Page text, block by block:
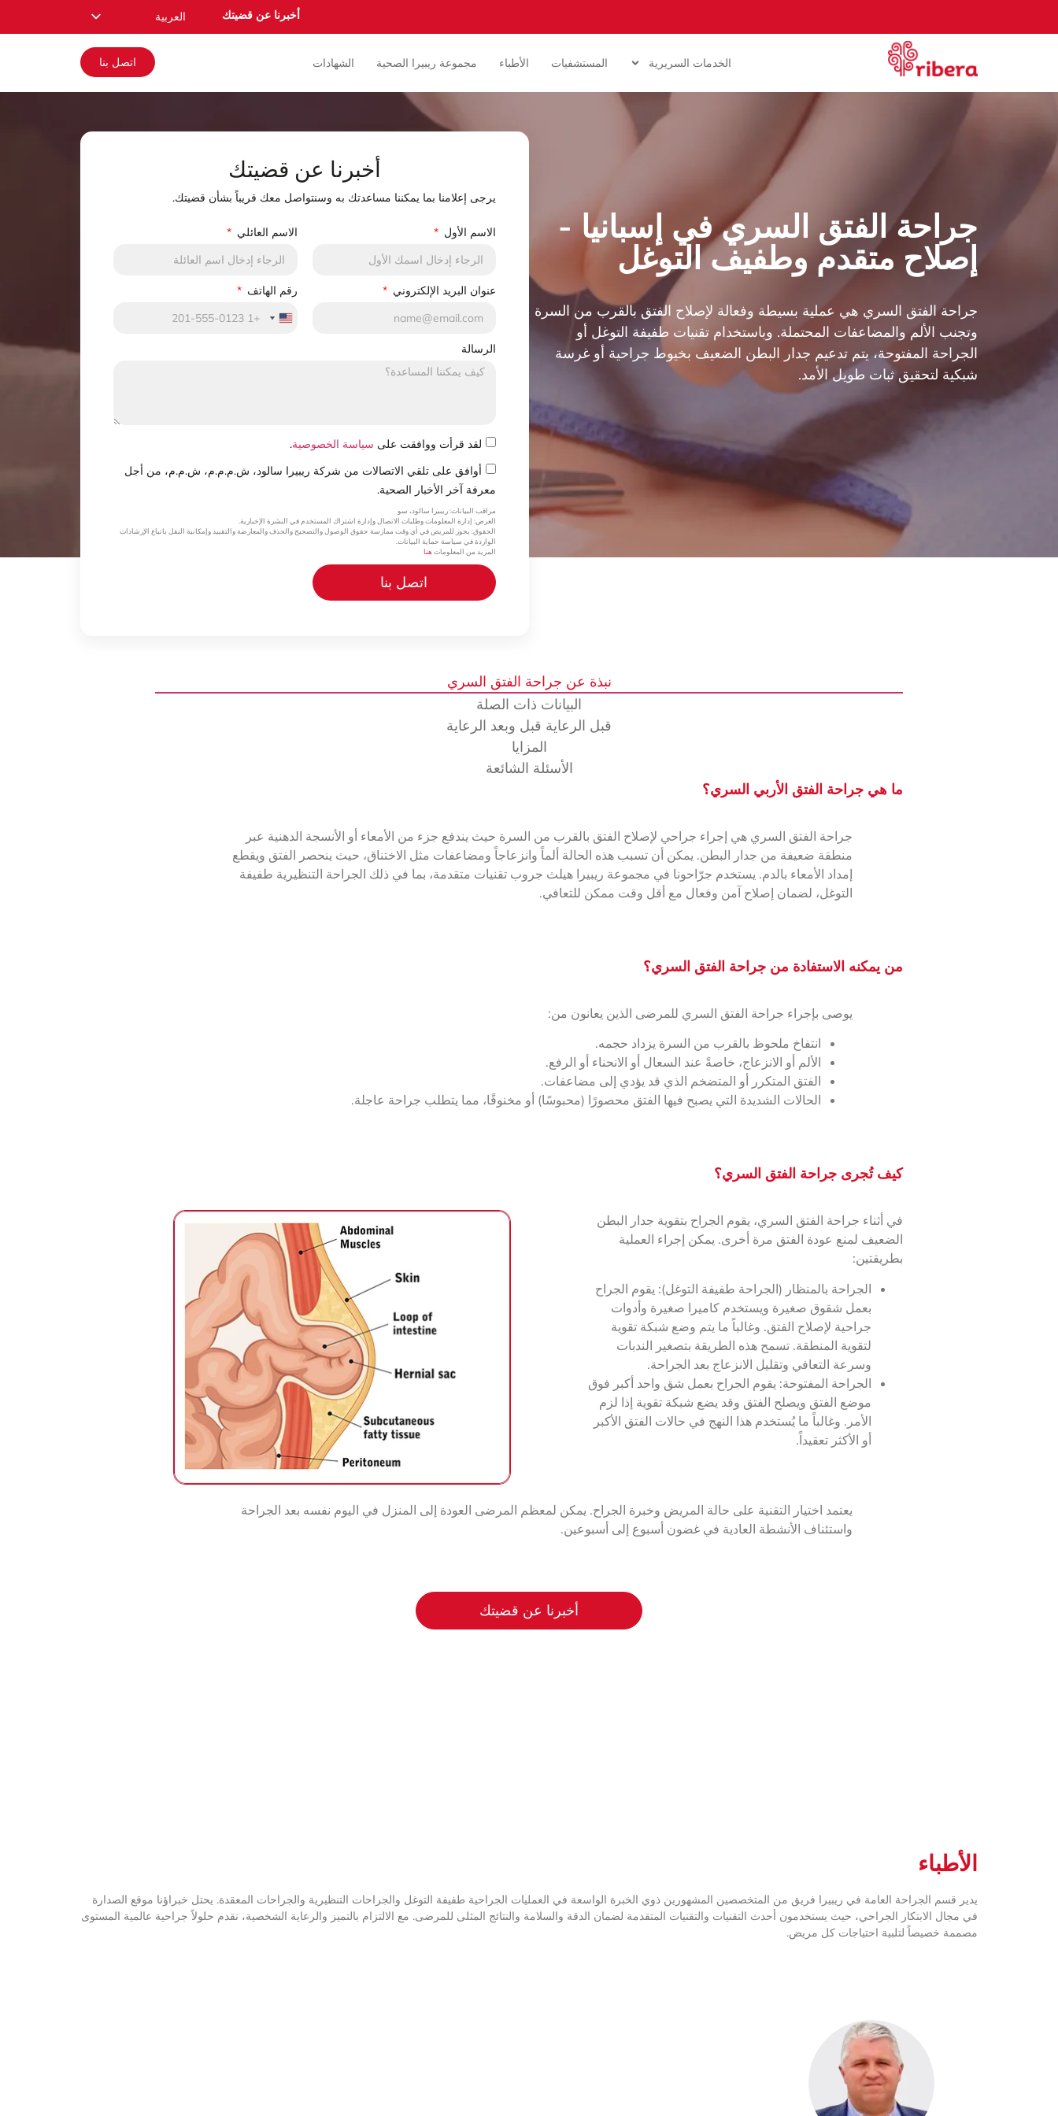
أخبرنا عن قضيتك العربية
English
Español
Русский
الخدمات السريرية المستشفيات الأطباء مجموعة ريبيرا الصحية الشهادات اتصل بنا
جراحة الفتق السري في إسبانيا -
إصلاح متقدم وطفيف التوغل
جراحة الفتق السري هي عملية بسيطة وفعالة لإصلاح الفتق بالقرب من السرة
وتجنب الألم والمضاعفات المحتملة. وباستخدام تقنيات طفيفة التوغل أو
الجراحة المفتوحة، يتم تدعيم جدار البطن الضعيف بخيوط جراحية أو غرسة
شبكية لتحقيق ثبات طويل الأمد.
أخبرنا عن قضيتك
يرجى إعلامنا بما يمكننا مساعدتك به وسنتواصل معك قريباً بشأن قضيتك.
الاسم الأول الاسم العائلي
عنوان البريد الإلكتروني رقم الهاتف
United States +1
United States +1
الرسالة
لقد قرأت ووافقت على سياسة الخصوصية.
أوافق على تلقي الاتصالات من شركة ريبيرا سالود، ش.م.م.م، ش.م.م، من أجل
معرفة آخر الأخبار الصحية.
مراقب البيانات: ريبيرا سالود، سو
الغرض: إدارة المعلومات وطلبات الاتصال وإدارة اشتراك المستخدم في النشرة الإخبارية.
الحقوق: يجوز للمريض في أي وقت ممارسة حقوق الوصول والتصحيح والحذف والمعارضة والتقييد وإمكانية النقل باتباع الإرشادات
الواردة في سياسة حماية البيانات.
المزيد من المعلومات هنا
اتصل بنا
نبذة عن جراحة الفتق السري
البيانات ذات الصلة
قبل الرعاية قبل وبعد الرعاية
المزايا
الأسئلة الشائعة
ما هي جراحة الفتق الأربي السري؟
جراحة الفتق السري هي إجراء جراحي لإصلاح الفتق بالقرب من السرة حيث يندفع جزء من الأمعاء أو الأنسجة الدهنية عبر
منطقة ضعيفة من جدار البطن. يمكن أن تسبب هذه الحالة ألماً وانزعاجاً ومضاعفات مثل الاختناق، حيث ينحصر الفتق ويقطع
إمداد الأمعاء بالدم. يستخدم جرّاحونا في مجموعة ريبيرا هيلث جروب تقنيات متقدمة، بما في ذلك الجراحة التنظيرية طفيفة
التوغل، لضمان إصلاح آمن وفعال مع أقل وقت ممكن للتعافي.
من يمكنه الاستفادة من جراحة الفتق السري؟
يوصى بإجراء جراحة الفتق السري للمرضى الذين يعانون من:
انتفاخ ملحوظ بالقرب من السرة يزداد حجمه.
الألم أو الانزعاج، خاصةً عند السعال أو الانحناء أو الرفع.
الفتق المتكرر أو المتضخم الذي قد يؤدي إلى مضاعفات.
الحالات الشديدة التي يصبح فيها الفتق محصورًا (محبوسًا) أو مخنوقًا، مما يتطلب جراحة عاجلة.
كيف تُجرى جراحة الفتق السري؟
في أثناء جراحة الفتق السري، يقوم الجراح بتقوية جدار البطن
الضعيف لمنع عودة الفتق مرة أخرى. يمكن إجراء العملية
بطريقتين:
الجراحة بالمنظار (الجراحة طفيفة التوغل): يقوم الجراح
بعمل شقوق صغيرة ويستخدم كاميرا صغيرة وأدوات
جراحية لإصلاح الفتق. وغالباً ما يتم وضع شبكة تقوية
لتقوية المنطقة. تسمح هذه الطريقة بتصغير الندبات
وسرعة التعافي وتقليل الانزعاج بعد الجراحة.
الجراحة المفتوحة: يقوم الجراح بعمل شق واحد أكبر فوق
موضع الفتق ويصلح الفتق وقد يضع شبكة تقوية إذا لزم
الأمر. وغالباً ما يُستخدم هذا النهج في حالات الفتق الأكبر
أو الأكثر تعقيداً.
يعتمد اختيار التقنية على حالة المريض وخبرة الجراح. يمكن لمعظم المرضى العودة إلى المنزل في اليوم نفسه بعد الجراحة
واستئناف الأنشطة العادية في غضون أسبوع إلى أسبوعين.
أخبرنا عن قضيتك
الأطباء
يدير قسم الجراحة العامة في ريبيرا فريق من المتخصصين المشهورين ذوي الخبرة الواسعة في العمليات الجراحية طفيفة التوغل والجراحات التنظيرية والجراحات المعقدة. يحتل خبراؤنا موقع الصدارة
في مجال الابتكار الجراحي، حيث يستخدمون أحدث التقنيات والتقنيات المتقدمة لضمان الدقة والسلامة والنتائج المثلى للمرضى. مع الالتزام بالتميز والرعاية الشخصية، نقدم حلولاً جراحية عالمية المستوى
مصممة خصيصاً لتلبية احتياجات كل مريض.